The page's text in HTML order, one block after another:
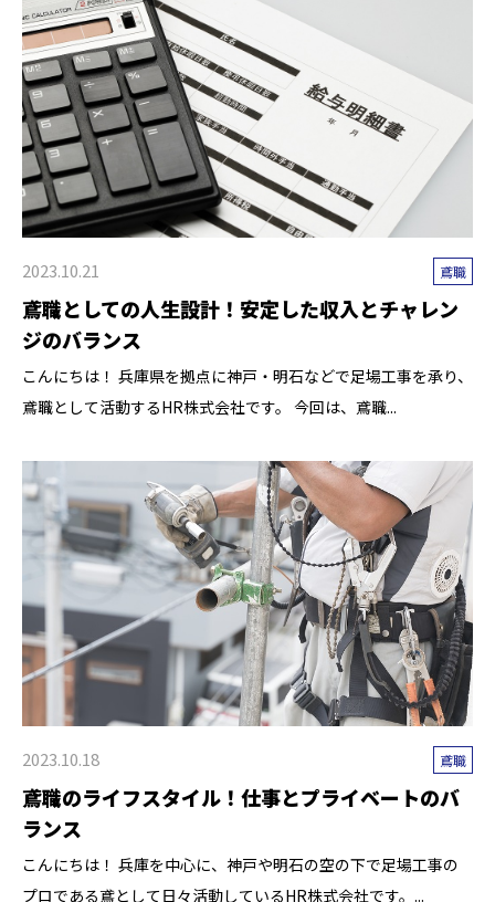
2023.10.21 鳶職
鳶職としての人生設計！安定した収入とチャレン
ジのバランス
こんにちは！ 兵庫県を拠点に神戸・明石などで足場工事を承り、
鳶職として活動するHR株式会社です。 今回は、鳶職...
2023.10.18 鳶職
鳶職のライフスタイル！仕事とプライベートのバ
ランス
こんにちは！ 兵庫を中心に、神戸や明石の空の下で足場工事の
プロである鳶として日々活動しているHR株式会社です。...